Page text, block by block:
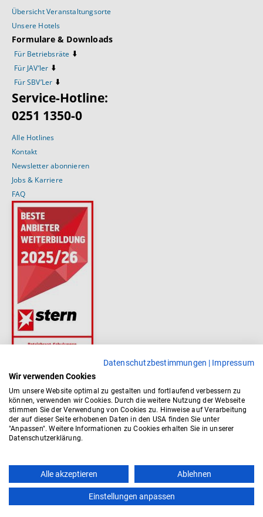
Datenschutzbestimmungen | Impressum
Wir verwenden Cookies
Um unsere Website optimal zu gestalten und fortlaufend verbessern zu
können, verwenden wir Cookies. Durch die weitere Nutzung der Webseite
stimmen Sie der Verwendung von Cookies zu. Hinweise auf Verarbeitung
der auf dieser Seite erhobenen Daten in den USA finden Sie unter
"Anpassen". Weitere Informationen zu Cookies erhalten Sie in unserer
Datenschutzerklärung.
Alle akzeptieren Ablehnen
Einstellungen anpassen
Übersicht Veranstaltungsorte
Unsere Hotels
Formulare & Downloads
Für Betriebsräte ⬇️
Für JAV’ler ⬇️
Für SBV’Ler ⬇️
Service-Hotline:
0251 1350-0
Alle Hotlines
Kontakt
Newsletter abonnieren
Jobs & Karriere
FAQ
Kontakt AGB Impressum Datenschutz